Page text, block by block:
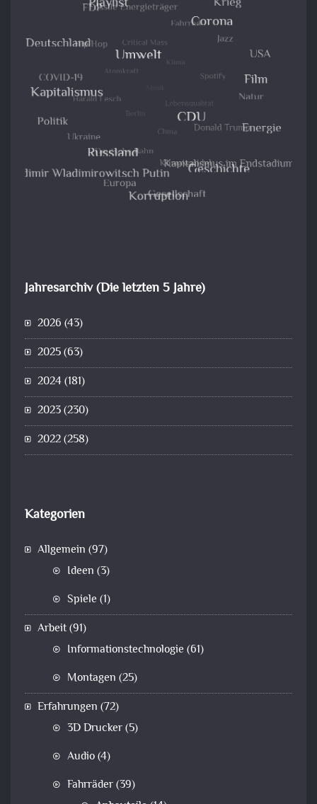
Jahresarchiv (Die letzten 5 Jahre)
2026 (43)
2025(63)
2024(181)
2023(230)
2022(258)
Kategorien
Allgemein (97)
Ideen (3)
Spiele (1)
Arbeit(91)
Informationstechnologie (61)
Montagen (25)
Erfahrungen (72)
3D Drucker(5)
Audio(4)
Fahrräder(39)